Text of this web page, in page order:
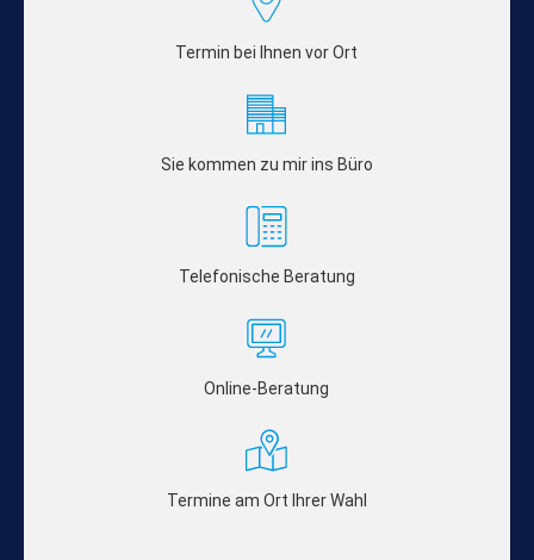
Termin bei Ihnen vor Ort
Sie kommen zu mir ins Büro
Telefonische Beratung
Online-Beratung
Termine am Ort Ihrer Wahl